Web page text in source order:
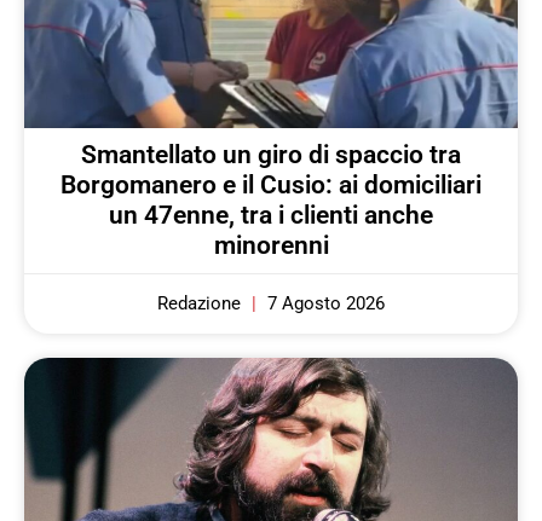
Smantellato un giro di spaccio tra
Borgomanero e il Cusio: ai domiciliari
un 47enne, tra i clienti anche
minorenni
Redazione 7 Agosto 2026